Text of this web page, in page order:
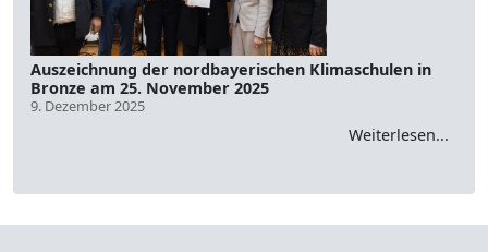
Auszeichnung der nordbayerischen Klimaschulen in
Bronze am 25. November 2025
9. Dezember 2025
Weiterlesen...